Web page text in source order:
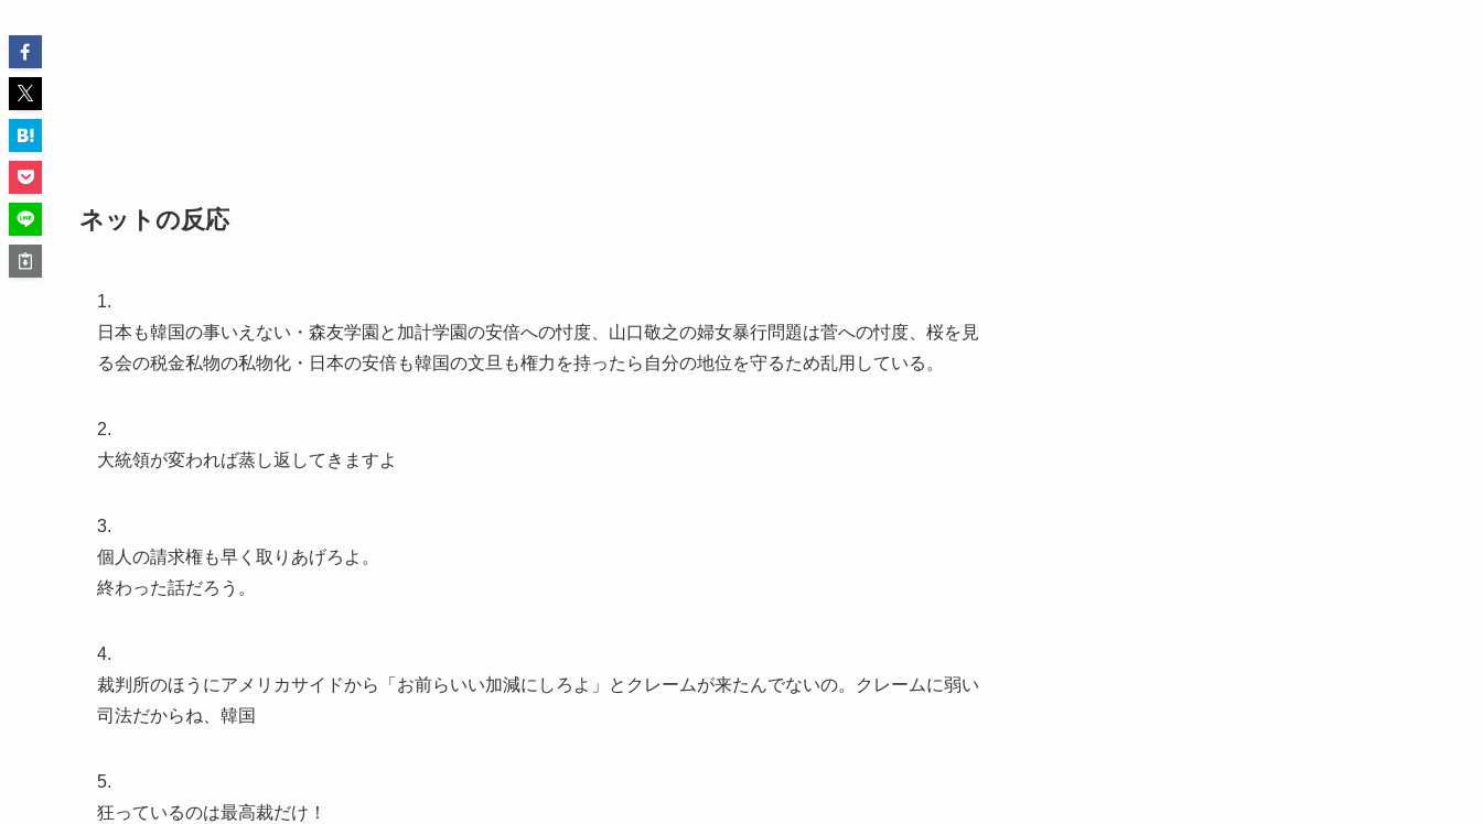
ネットの反応
1.
日本も韓国の事いえない・森友学園と加計学園の安倍への忖度、山口敬之の婦女暴行問題は菅への忖度、桜を見
る会の税金私物の私物化・日本の安倍も韓国の文旦も権力を持ったら自分の地位を守るため乱用している。
2.
大統領が変われば蒸し返してきますよ
3.
個人の請求権も早く取りあげろよ。
終わった話だろう。
4.
裁判所のほうにアメリカサイドから「お前らいい加減にしろよ」とクレームが来たんでないの。クレームに弱い
司法だからね、韓国
5.
狂っているのは最高裁だけ！